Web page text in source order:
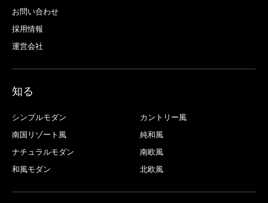
お問い合わせ
採用情報
運営会社
知る
シンプルモダン
カントリー風
南国リゾート風
純和風
ナチュラルモダン
南欧風
和風モダン
北欧風